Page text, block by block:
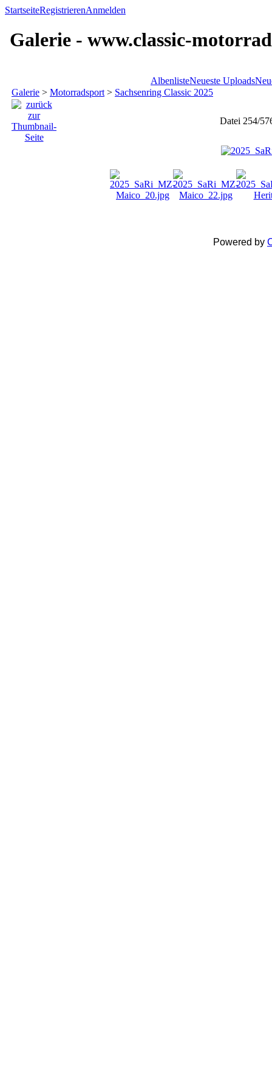
StartseiteRegistrierenAnmelden
Galerie - www.classic-
AlbenlisteNeueste Uploads
Galerie > Motorradsport > Sachsenring Classic 2025
Datei 254/
Powered by